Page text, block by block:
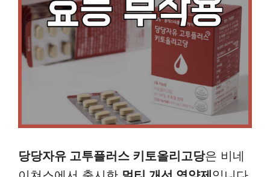
당당자유 고투플러스 키토올리고당은 비네